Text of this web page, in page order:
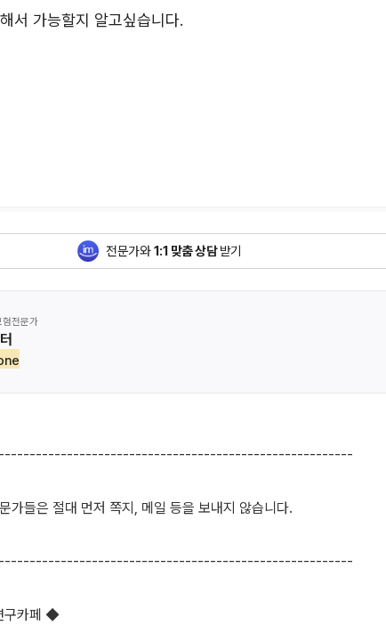
서 가능할지 알고싶습니다.
전문가와1:1 맞춤 상담받기
험전문가
가들은 절대 먼저 쪽지, 메일 등을 보내지 않습니다.
구카페 ◆